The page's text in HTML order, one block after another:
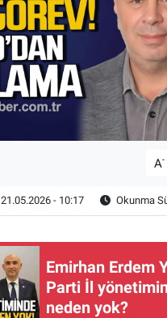
A-
21.05.2026 - 10:17 Okunma
Emirhan Erdem
Parti İl
neden yok?